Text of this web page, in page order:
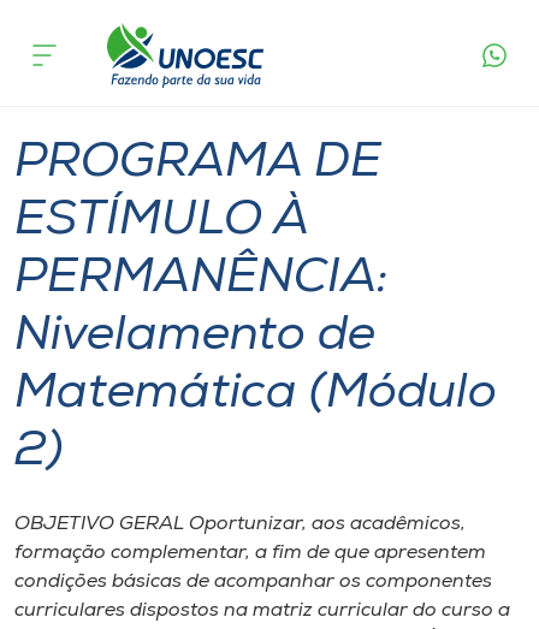
Cursos
Pesquisa
Atendimento ao Estudante
Portal de Ensino
Unoesc
Internacionalização
I.nova
acontece
PROGRAMA DE
ESTÍMULO À
PERMANÊNCIA:
Nivelamento de
Matemática (Módulo
2)
OBJETIVO GERAL Oportunizar, aos acadêmicos,
formação complementar, a fim de que apresentem
condições básicas de acompanhar os componentes
curriculares dispostos na matriz curricular do curso a